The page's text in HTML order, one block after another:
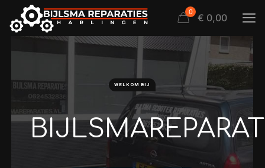
0 € 0,00
WELKOM BIJ